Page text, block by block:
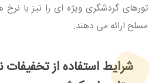
تورهای گردشگری ویژه ای را نیز با
مسلح ارائه می دهند.
شرایط استفاده از